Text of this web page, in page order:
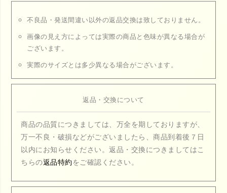
不良品・発送間違い以外の返品交換は致しておりません。
画像の見え方によっては実際の商品と色味が異なる場合が
ございます。
実際のサイズとは多少異なる場合がございます。
返品・交換について
商品の品質につきましては、万全を期しておりますが、
万一不良・破損などがございましたら、商品到着後７日
以内にお知らせください。返品・交換につきましてはこ
ちらの返品特約 をご確認ください。